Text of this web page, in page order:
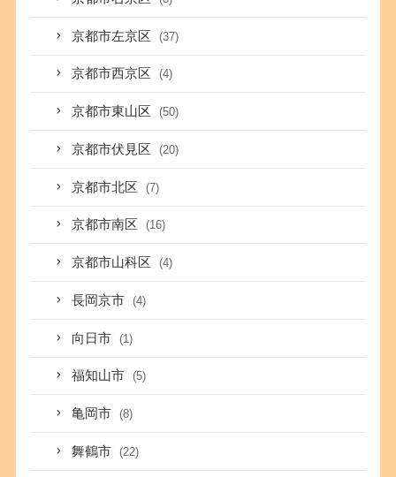
京都市左京区 (37)
京都市西京区 (4)
京都市東山区 (50)
京都市伏見区 (20)
京都市北区 (7)
京都市南区 (16)
京都市山科区 (4)
長岡京市 (4)
向日市 (1)
福知山市 (5)
亀岡市 (8)
舞鶴市 (22)